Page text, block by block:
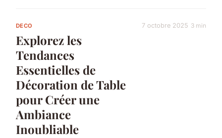
DECO
Explorez les
Tendances
Essentielles de
Décoration de Table
pour Créer une
Ambiance
Inoubliable
7 octobre 2025 3 min